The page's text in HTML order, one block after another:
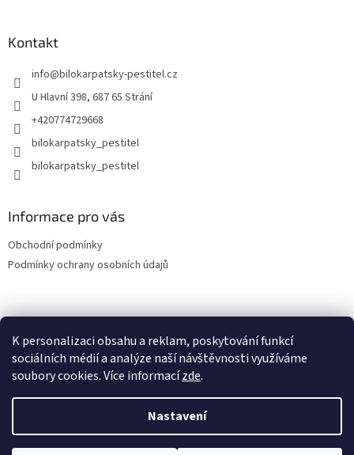
K personalizaci obsahu a reklam, poskytování funkcí
sociálních médií a analýze naší návštěvnosti využíváme
soubory cookies. Více informacízde.
Nastavení
Kontakt
info@bilokarpatsky-pestitel.cz
U Hlavní 398, 687 65 Strání
+420774729668
bilokarpatsky_pestitel
Informace pro vás
Obchodní podmínky
Podmínky ochrany osobních údajů